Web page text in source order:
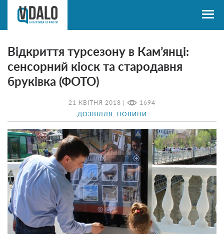
21 КВІТНЯ 2018 | 1694
ДОЗВІЛЛЯ НОВИНИ
Відкриття турсезону в Кам’янці:
сенсорний кіоск та стародавня
бруківка (ФОТО)